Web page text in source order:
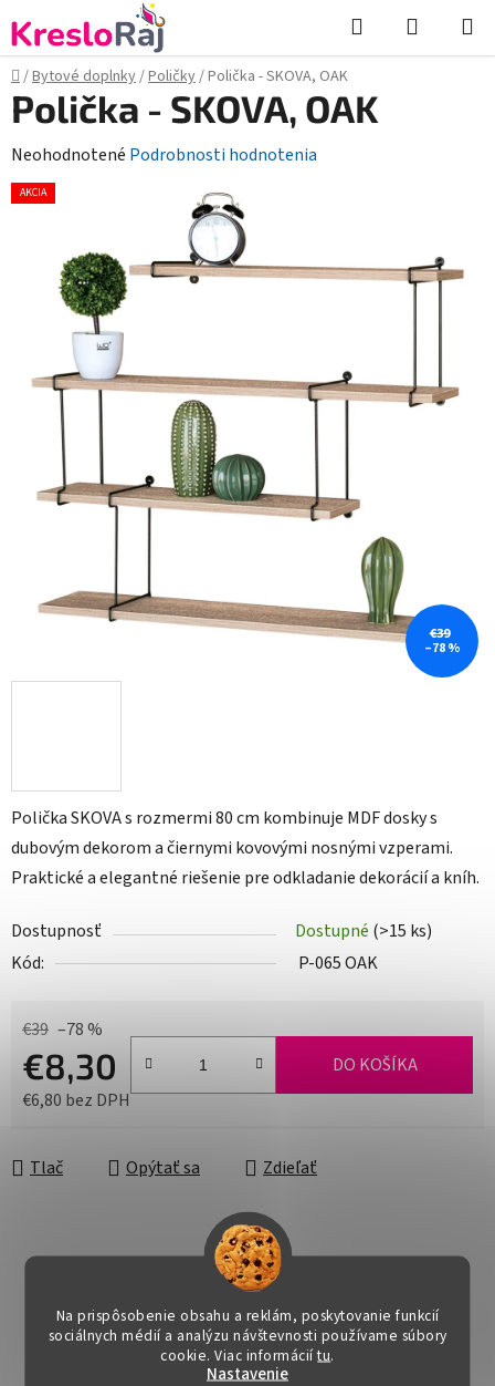
Na prispôsobenie obsahu a reklám, poskytovanie funkcií
sociálnych médií a analýzu návštevnosti používame súbory
cookie. Viac informáciítu.
Nastavenie
na
obsah
Hľadať
KOŠÍK
Domov
/Bytové doplnky/Poličky/Polička - SKOVA, OAK
Polička SKOVA s rozmermi 80 cm kombinuje MDF dosky s
dubovým dekorom a čiernymi kovovými nosnými vzperami.
Praktické a elegantné riešenie pre odkladanie dekorácií a kníh.
Dostupnosť Dostupné (>15 ks)
Kód:
P-065 OAK
€39 –78 %
€8,30
€6,80 bez DPH
DO KOŠÍKA
Tlač Opýtať sa Zdieľať
Polička - SKOVA, OAK
Priemerné
hodnotenie
hviezdičiek.
Neohodnotené Podrobnosti hodnotenia
AKCIA
€39
–78 %